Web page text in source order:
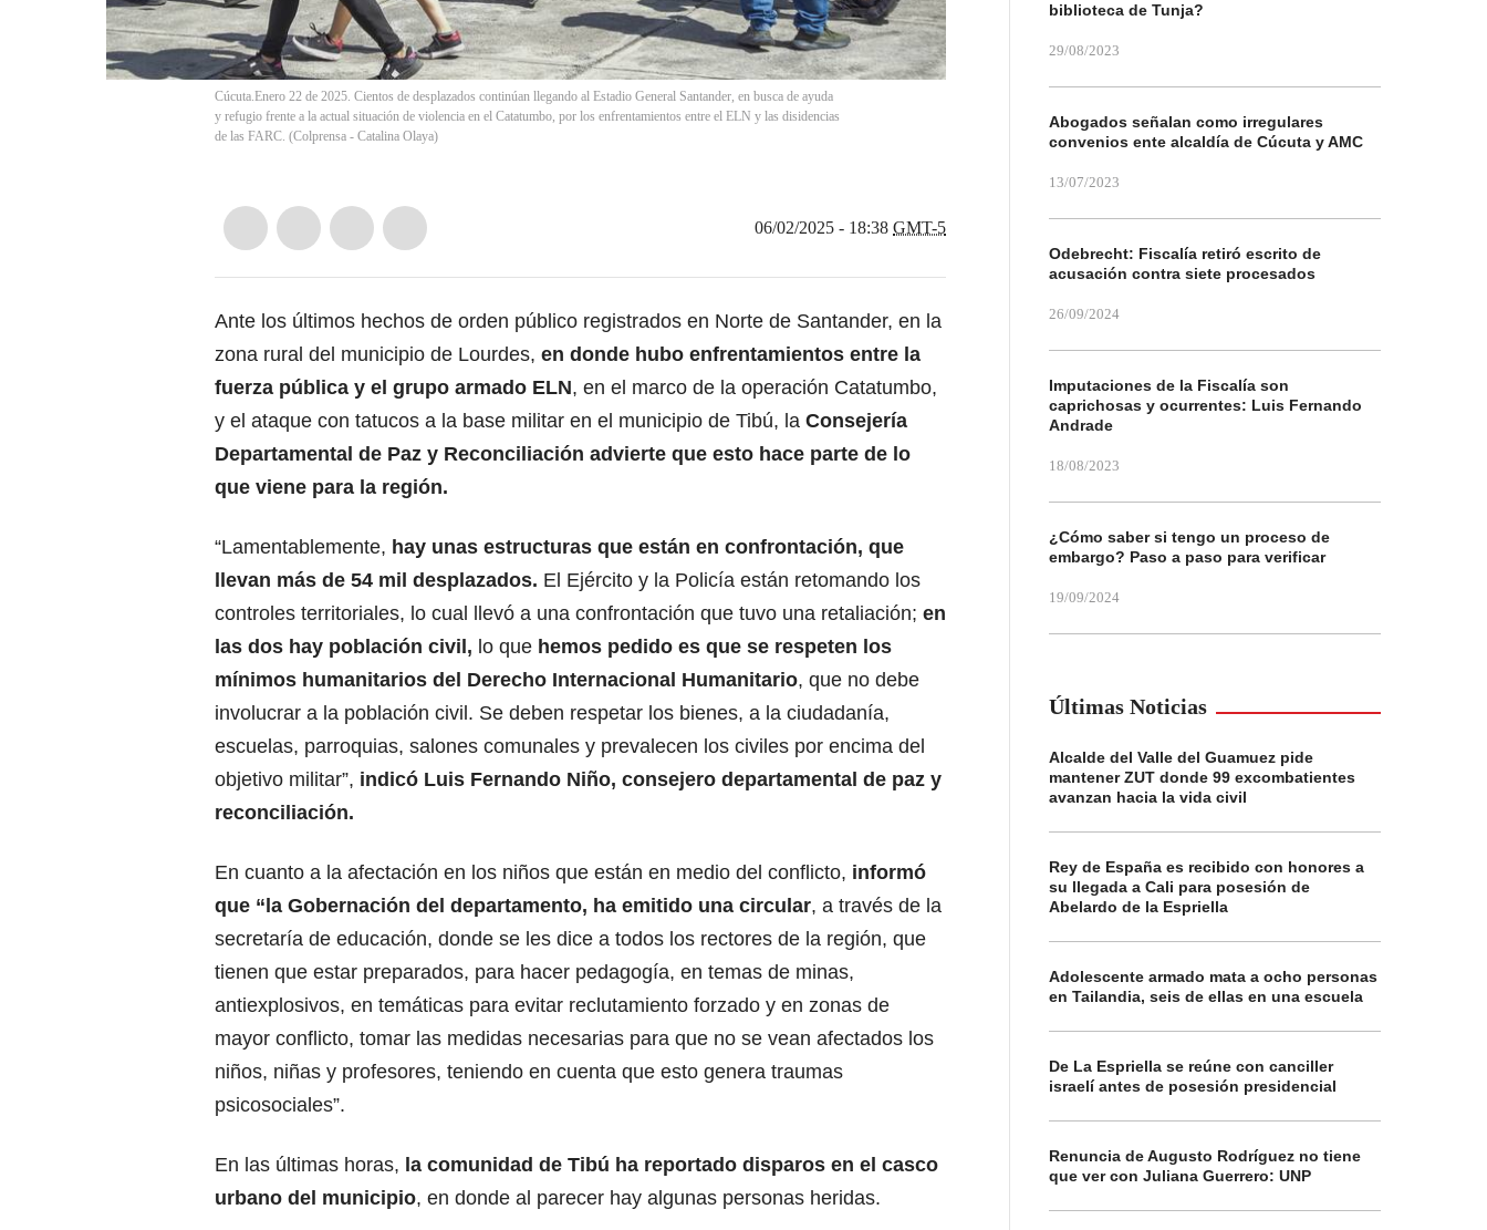
Cúcuta.Enero 22 de 2025. Cientos de desplazados continúan llegando al Estadio General Santander, en busca de ayuda
y refugio frente a la actual situación de violencia en el Catatumbo, por los enfrentamientos entre el ELN y las disidencias
de las FARC. (Colprensa - Catalina Olaya)
06/02/2025 - 18:38 GMT-5
Ante los últimos hechos de orden público registrados en Norte de Santander, en la
zona rural del municipio de Lourdes, en donde hubo enfrentamientos entre la
fuerza pública y el grupo armado ELN, en el marco de la operación Catatumbo,
y el ataque con tatucos a la base militar en el municipio de Tibú, la Consejería
Departamental de Paz y Reconciliación advierte que esto hace parte de lo
que viene para la región.
“Lamentablemente, hay unas estructuras que están en confrontación, que
llevan más de 54 mil desplazados. El Ejército y la Policía están retomando los
controles territoriales, lo cual llevó a una confrontación que tuvo una retaliación; en
las dos hay población civil, lo que hemos pedido es que se respeten los
mínimos humanitarios del Derecho Internacional Humanitario, que no debe
involucrar a la población civil. Se deben respetar los bienes, a la ciudadanía,
escuelas, parroquias, salones comunales y prevalecen los civiles por encima del
objetivo militar”, indicó Luis Fernando Niño, consejero departamental de paz y
reconciliación.
En cuanto a la afectación en los niños que están en medio del conflicto, informó
que “la Gobernación del departamento, ha emitido una circular, a través de la
secretaría de educación, donde se les dice a todos los rectores de la región, que
tienen que estar preparados, para hacer pedagogía, en temas de minas,
antiexplosivos, en temáticas para evitar reclutamiento forzado y en zonas de
mayor conflicto, tomar las medidas necesarias para que no se vean afectados los
niños, niñas y profesores, teniendo en cuenta que esto genera traumas
psicosociales”.
En las últimas horas, la comunidad de Tibú ha reportado disparos en el casco
urbano del municipio, en donde al parecer hay algunas personas heridas.
biblioteca de Tunja?
29/08/2023
Abogados señalan como irregulares
convenios ente alcaldía de Cúcuta y AMC
13/07/2023
Odebrecht: Fiscalía retiró escrito de
acusación contra siete procesados
26/09/2024
Imputaciones de la Fiscalía son
caprichosas y ocurrentes: Luis Fernando
Andrade
18/08/2023
¿Cómo saber si tengo un proceso de
embargo? Paso a paso para verificar
19/09/2024
Últimas Noticias
Alcalde del Valle del Guamuez pide
mantener ZUT donde 99 excombatientes
avanzan hacia la vida civil
Rey de España es recibido con honores a
su llegada a Cali para posesión de
Abelardo de la Espriella
Adolescente armado mata a ocho personas
en Tailandia, seis de ellas en una escuela
De La Espriella se reúne con canciller
israelí antes de posesión presidencial
Renuncia de Augusto Rodríguez no tiene
que ver con Juliana Guerrero: UNP